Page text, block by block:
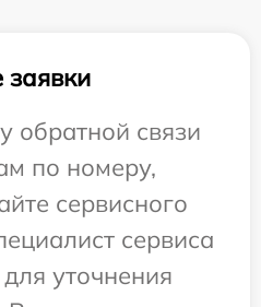
обратной связи
по номеру,
сервисного
сервиса
уточнения